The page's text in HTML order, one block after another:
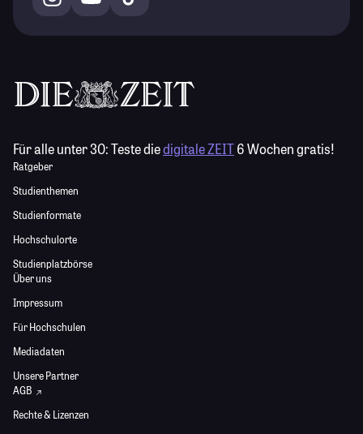
Für alle unter 30:Teste diedigitale ZEIT6 Wochen gratis!
Ratgeber
Studienthemen
Studienformate
Hochschulorte
Studienplatzbörse
Über uns
Impressum
Für Hochschulen
Mediadaten
Unsere Partner
AGB
Rechte & Lizenzen